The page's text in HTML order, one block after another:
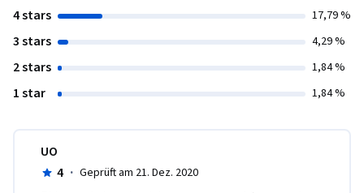
4 stars 17,79 %
3 stars 4,29 %
2 stars 1,84 %
1 star 1,84 %
UO
4 · Geprüft am 21. Dez. 2020